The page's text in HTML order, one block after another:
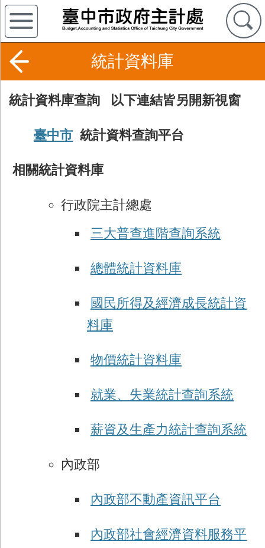
統計資料庫
統計資料庫查詢 以下連結皆另開新視窗
臺中市 統計資料查詢平台
相關統計資料庫
行政院主計總處
三大普查進階查詢系統
總體統計資料庫
國民所得及經濟成長統計資
料庫
物價統計資料庫
就業、失業統計查詢系統
薪資及生產力統計查詢系統
內政部
內政部不動產資訊平台
內政部社會經濟資料服務平